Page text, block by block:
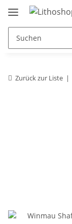
Zurück zur Liste